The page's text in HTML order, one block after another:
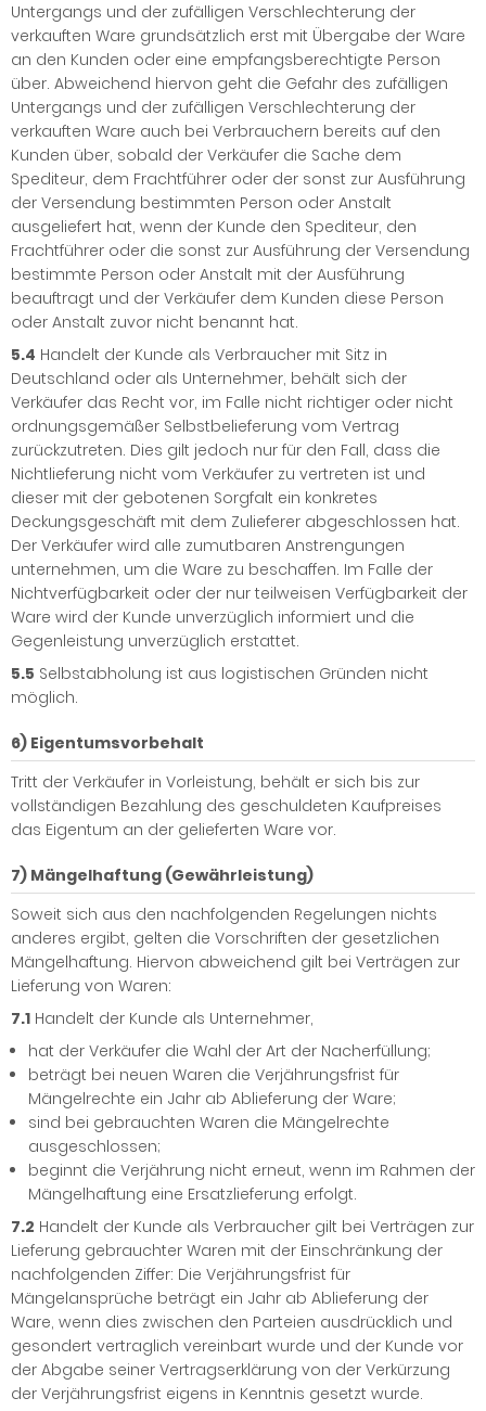
Untergangs und der zufälligen Verschlechterung der
verkauften Ware grundsätzlich erst mit Übergabe der Ware
an den Kunden oder eine empfangsberechtigte Person
über. Abweichend hiervon geht die Gefahr des zufälligen
Untergangs und der zufälligen Verschlechterung der
verkauften Ware auch bei Verbrauchern bereits auf den
Kunden über, sobald der Verkäufer die Sache dem
Spediteur, dem Frachtführer oder der sonst zur Ausführung
der Versendung bestimmten Person oder Anstalt
ausgeliefert hat, wenn der Kunde den Spediteur, den
Frachtführer oder die sonst zur Ausführung der Versendung
bestimmte Person oder Anstalt mit der Ausführung
beauftragt und der Verkäufer dem Kunden diese Person
oder Anstalt zuvor nicht benannt hat.
5.4 Handelt der Kunde als Verbraucher mit Sitz in
Deutschland oder als Unternehmer, behält sich der
Verkäufer das Recht vor, im Falle nicht richtiger oder nicht
ordnungsgemäßer Selbstbelieferung vom Vertrag
zurückzutreten. Dies gilt jedoch nur für den Fall, dass die
Nichtlieferung nicht vom Verkäufer zu vertreten ist und
dieser mit der gebotenen Sorgfalt ein konkretes
Deckungsgeschäft mit dem Zulieferer abgeschlossen hat.
Der Verkäufer wird alle zumutbaren Anstrengungen
unternehmen, um die Ware zu beschaffen. Im Falle der
Nichtverfügbarkeit oder der nur teilweisen Verfügbarkeit der
Ware wird der Kunde unverzüglich informiert und die
Gegenleistung unverzüglich erstattet.
5.5 Selbstabholung ist aus logistischen Gründen nicht
möglich.
6) Eigentumsvorbehalt
Tritt der Verkäufer in Vorleistung, behält er sich bis zur
vollständigen Bezahlung des geschuldeten Kaufpreises
das Eigentum an der gelieferten Ware vor.
7) Mängelhaftung (Gewährleistung)
Soweit sich aus den nachfolgenden Regelungen nichts
anderes ergibt, gelten die Vorschriften der gesetzlichen
Mängelhaftung. Hiervon abweichend gilt bei Verträgen zur
Lieferung von Waren:
7.1 Handelt der Kunde als Unternehmer,
hat der Verkäufer die Wahl der Art der Nacherfüllung;
beträgt bei neuen Waren die Verjährungsfrist für
Mängelrechte ein Jahr ab Ablieferung der Ware;
sind bei gebrauchten Waren die Mängelrechte
ausgeschlossen;
beginnt die Verjährung nicht erneut, wenn im Rahmen der
Mängelhaftung eine Ersatzlieferung erfolgt.
7.2 Handelt der Kunde als Verbraucher gilt bei Verträgen zur
Lieferung gebrauchter Waren mit der Einschränkung der
nachfolgenden Ziffer: Die Verjährungsfrist für
Mängelansprüche beträgt ein Jahr ab Ablieferung der
Ware, wenn dies zwischen den Parteien ausdrücklich und
gesondert vertraglich vereinbart wurde und der Kunde vor
der Abgabe seiner Vertragserklärung von der Verkürzung
der Verjährungsfrist eigens in Kenntnis gesetzt wurde.